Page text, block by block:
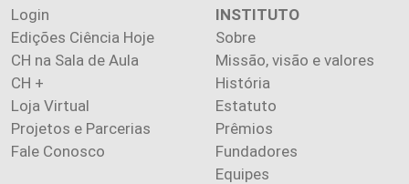
Login
Edições Ciência Hoje
CH na Sala de Aula
CH +
Loja Virtual
Projetos e Parcerias
Fale Conosco
INSTITUTO
Sobre
Missão, visão e valores
História
Estatuto
Prêmios
Fundadores
Equipes